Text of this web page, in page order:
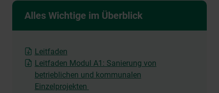
Alles Wichtige im Überblick
Leitfaden
Leitfaden Modul A1: Sanierung von
betrieblichen und kommunalen
Einzelprojekten